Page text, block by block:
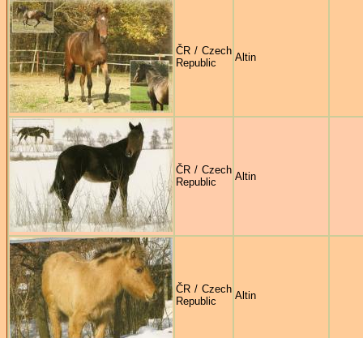
ČR / Czech
Republic
Altin
ČR / Czech
Republic
Altin
ČR / Czech
Republic
Altin